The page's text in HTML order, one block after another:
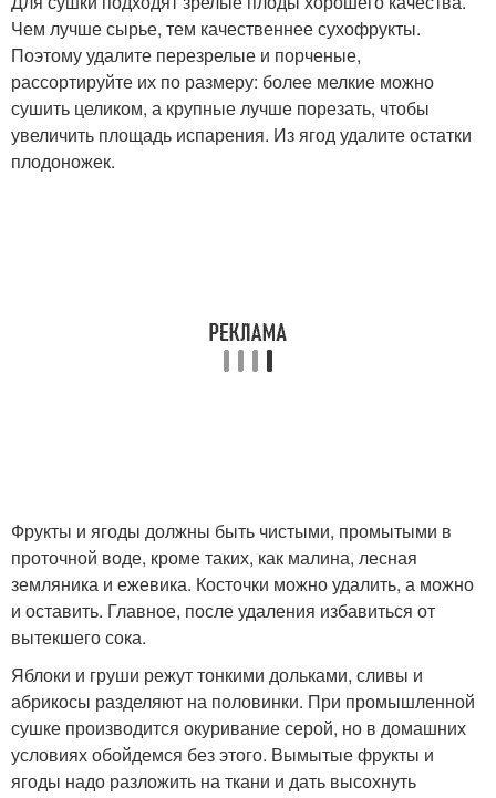
Чем лучше сырье, тем качественнее сухофрукты.
Поэтому удалите перезрелые и порченые,
рассортируйте их по размеру: более мелкие можно
сушить целиком, а крупные лучше порезать, чтобы
увеличить площадь испарения. Из ягод удалите остатки
плодоножек.
Фрукты и ягоды должны быть чистыми, промытыми в
проточной воде, кроме таких, как малина, лесная
земляника и ежевика. Косточки можно удалить, а можно
и оставить. Главное, после удаления избавиться от
вытекшего сока.
Яблоки и груши режут тонкими дольками, сливы и
абрикосы разделяют на половинки. При промышленной
сушке производится окуривание серой, но в домашних
условиях обойдемся без этого. Вымытые фрукты и
ягоды надо разложить на ткани и дать высохнуть